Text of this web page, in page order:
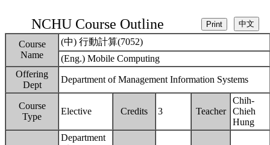
NCHU Course Outline
Course
Name
(中) 行動計算(7052)
(Eng.) Mobile Computing
Offering
Dept
Department of Management Information Systems
Course
Type
Elective Credits 3 Teacher
Chih-
Chieh
Hung
Department